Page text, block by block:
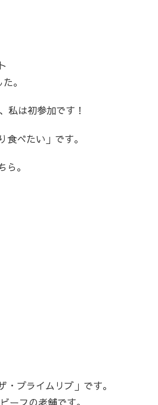
。
私は初参加です！
べたい」です。
。
プライムリブ」です。
ーフの老舗です。